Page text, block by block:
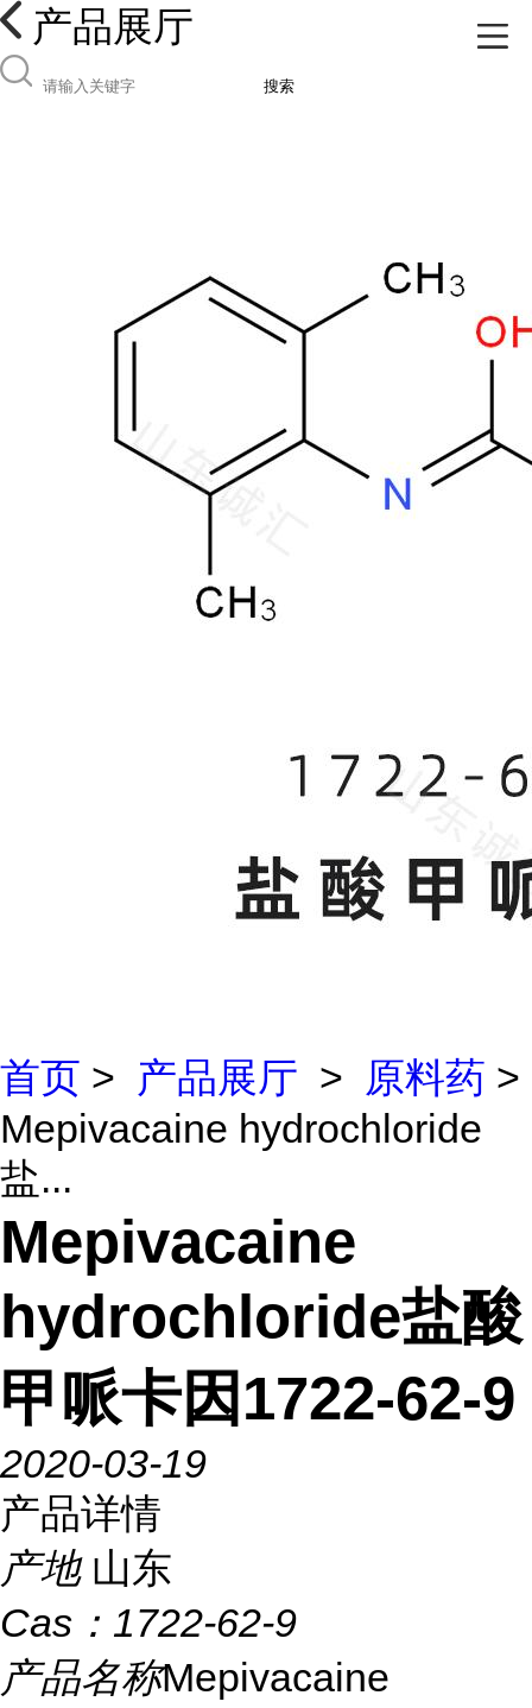
产品展厅
搜索
首页 > 产品展厅 > 原料药 >
Mepivacaine hydrochloride
盐...
Mepivacaine
hydrochloride盐酸
甲哌卡因1722-62-9
2020-03-19
产品详情
产地 山东
Cas： 1722-62-9
产品名称Mepivacaine